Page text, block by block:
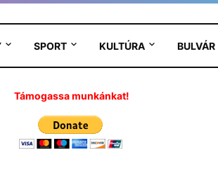
SPORT KULTÚRA BULVÁR
Támogassa munkánkat!